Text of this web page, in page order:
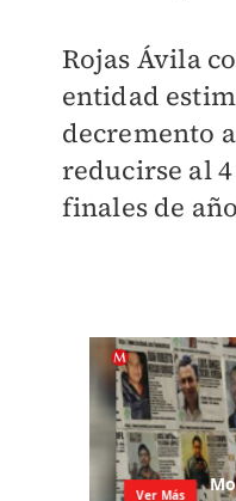
Rojas Ávila
entidad
decremento
reducirse al
finales de